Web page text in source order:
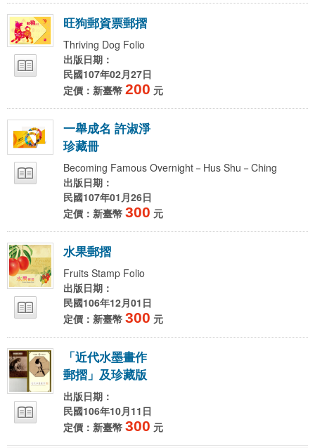
旺狗郵資票郵摺
Thriving Dog Folio
出版日期：
民國107年02月27日
定價：新臺幣 200 元
一舉成名 許淑淨
珍藏冊
Becoming Famous Overnight－Hus Shu－Ching
出版日期：
民國107年01月26日
定價：新臺幣 300 元
水果郵摺
Fruits Stamp Folio
出版日期：
民國106年12月01日
定價：新臺幣 300 元
「近代水墨畫作
郵摺 」 及珍藏版
出版日期：
民國106年10月11日
定價：新臺幣 300 元